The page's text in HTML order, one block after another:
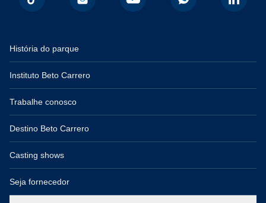
História do parque
Instituto Beto Carrero
Trabalhe conosco
Destino Beto Carrero
Casting shows
Seja fornecedor